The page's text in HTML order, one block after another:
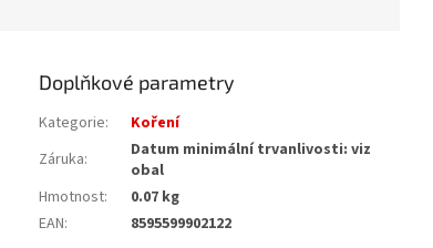
Doplňkové parametry
Kategorie:
Koření
Záruka:
Datum minimální trvanlivosti: viz
obal
Hmotnost:
0.07 kg
EAN: 8595599902122